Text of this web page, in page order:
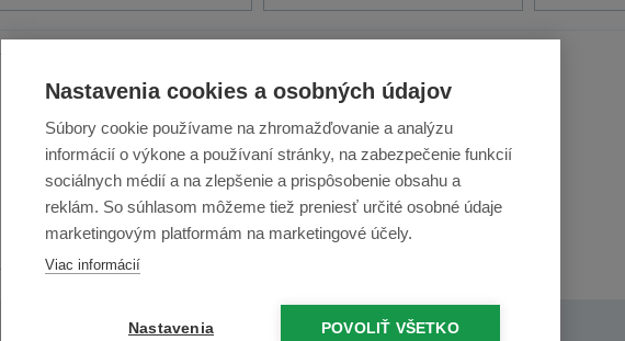
U Elektry
99% sortimentu
skladom
príjemný personál
Otváracia doba
Nastavenia cookies a osobných údajov
Súbory cookie používame na zhromažďovanie a analýzu
informácií o výkone a používaní stránky, na zabezpečenie funkcií
sociálnych médií a na zlepšenie a prispôsobenie obsahu a
reklám. So súhlasom môžeme tiež preniesť určité osobné údaje
marketingovým platformám na marketingové účely.
Viac informácií
Nastavenia POVOLIŤ VŠETKO